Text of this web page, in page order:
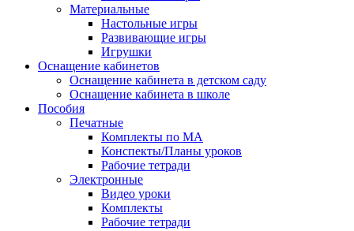
Материальные
Настольные игры
Развивающие игры
Игрушки
Оснащение кабинетов
Оснащение кабинета в детском саду
Оснащение кабинета в школе
Пособия
Печатные
Комплекты по МА
Конспекты/Планы уроков
Рабочие тетради
Электронные
Видео уроки
Комплекты
Рабочие тетради